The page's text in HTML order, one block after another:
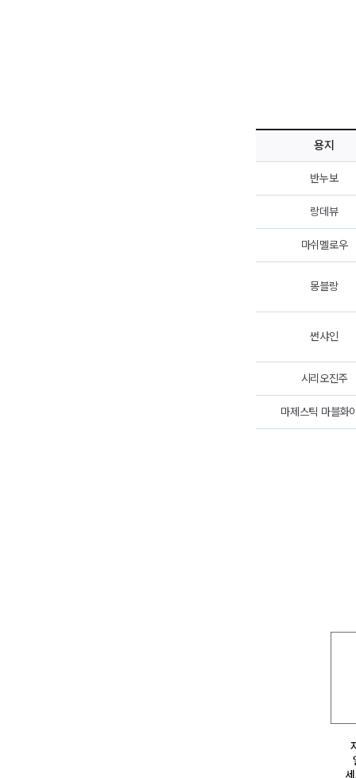
용지
반누보
랑데뷰
마쉬멜로우
몽블랑
썬샤인
시리오진주
마제스틱 마블화